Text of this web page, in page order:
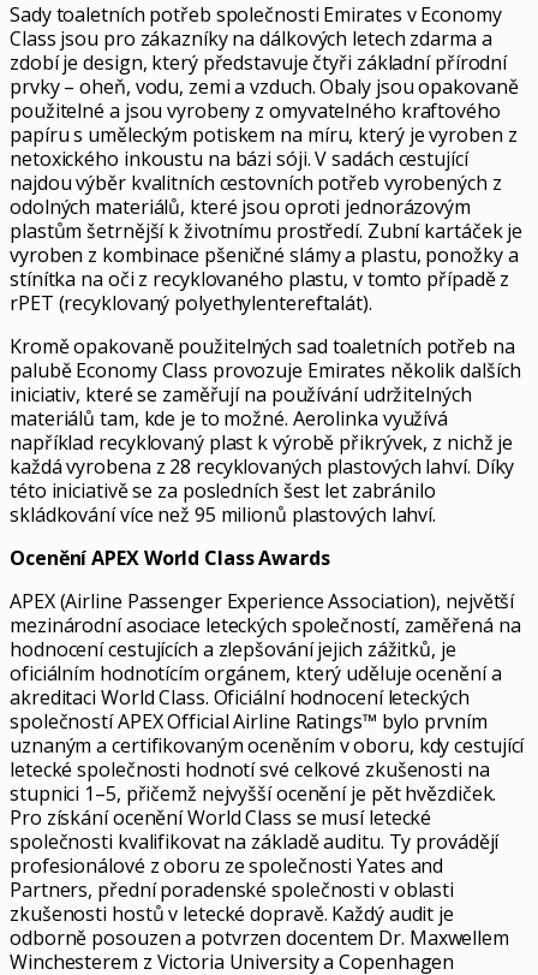
Sady toaletních potřeb společnosti Emirates v Economy
Class jsou pro zákazníky na dálkových letech zdarma a
zdobí je design, který představuje čtyři základní přírodní
prvky – oheň, vodu, zemi a vzduch. Obaly jsou opakovaně
použitelné a jsou vyrobeny z omyvatelného kraftového
papíru s uměleckým potiskem na míru, který je vyroben z
netoxického inkoustu na bázi sóji. V sadách cestující
najdou výběr kvalitních cestovních potřeb vyrobených z
odolných materiálů, které jsou oproti jednorázovým
plastům šetrnější k životnímu prostředí. Zubní kartáček je
vyroben z kombinace pšeničné slámy a plastu, ponožky a
stínítka na oči z recyklovaného plastu, v tomto případě z
rPET (recyklovaný polyethylentereftalát).
Kromě opakovaně použitelných sad toaletních potřeb na
palubě Economy Class provozuje Emirates několik dalších
iniciativ, které se zaměřují na používání udržitelných
materiálů tam, kde je to možné. Aerolinka využívá
například recyklovaný plast k výrobě přikrývek, z nichž je
každá vyrobena z 28 recyklovaných plastových lahví. Díky
této iniciativě se za posledních šest let zabránilo
skládkování více než 95 milionů plastových lahví.
Ocenění APEX World Class Awards
APEX (Airline Passenger Experience Association), největší
mezinárodní asociace leteckých společností, zaměřená na
hodnocení cestujících a zlepšování jejich zážitků, je
oficiálním hodnotícím orgánem, který uděluje ocenění a
akreditaci World Class. Oficiální hodnocení leteckých
společností APEX Official Airline Ratings™ bylo prvním
uznaným a certifikovaným oceněním v oboru, kdy cestující
letecké společnosti hodnotí své celkové zkušenosti na
stupnici 1–5, přičemž nejvyšší ocenění je pět hvězdiček.
Pro získání ocenění World Class se musí letecké
společnosti kvalifikovat na základě auditu. Ty provádějí
profesionálové z oboru ze společnosti Yates and
Partners, přední poradenské společnosti v oblasti
zkušenosti hostů v letecké dopravě. Každý audit je
odborně posouzen a potvrzen docentem Dr. Maxwellem
Winchesterem z Victoria University a Copenhagen